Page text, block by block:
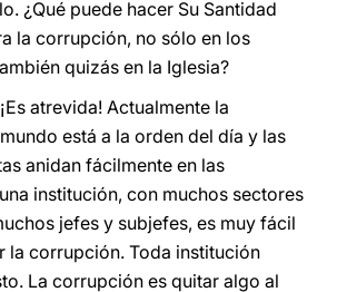
¿Qué puede hacer Su Santidad
la corrupción, no sólo en los
quizás en la Iglesia?
atrevida! Actualmente la
está a la orden del día y las
anidan fácilmente en las
institución, con muchos sectores
jefes y subjefes, es muy fácil
la corrupción. Toda institución
La corrupción es quitar algo al